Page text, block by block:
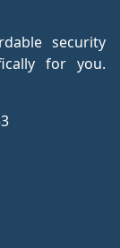
security
for you.